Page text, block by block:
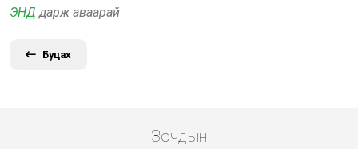
ЭНД дарж аваарай
Буцах
Зочдын